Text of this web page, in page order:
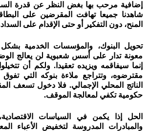
إضافية مرحب بها بغض النظر عن قدرة
شاهدنا جميعا تهافت المقرضين على
المنح، دون التفكير أو حتى الإقدام على
تحويل البنوك، والمؤسسات الخدمية
معونة تدار على أسس شعبوية لن يعالج
إنما سيفاقمه ويزيده تعقيدا. ولكم أن
مقترضوه، وتتراجع ملاءة بنوكه التي
الناتج المحلي الإجمالي. فلا دخول تسعف
حكومية تكفي لمعالجة الموقف.
الحل إذا يكمن في السياسات
والمبادرات المدروسة لتخفيض الأعباء